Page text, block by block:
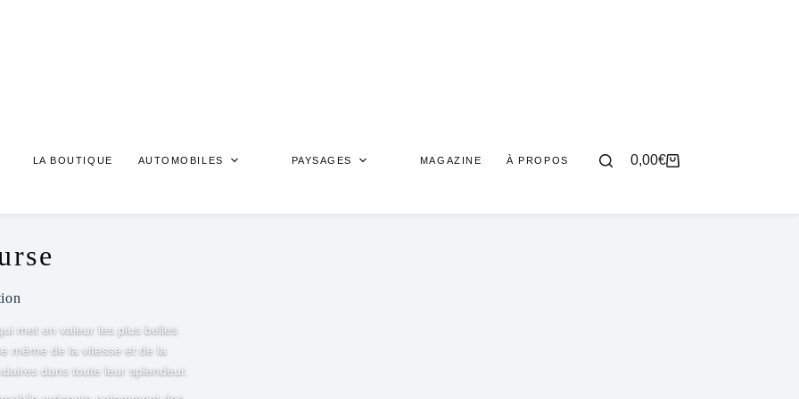
LA BOUTIQUE AUTOMOBILES PAYSAGES MAGAZINE À PROPOS
Panier
0,00€
met en valeur les plus belles
même de la vitesse et de la
dans toute leur splendeur.